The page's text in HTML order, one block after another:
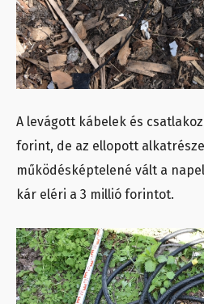
A levágott kábelek és
forint, de az ellopott
működésképtelené vált a
kár eléri a 3 millió forintot.